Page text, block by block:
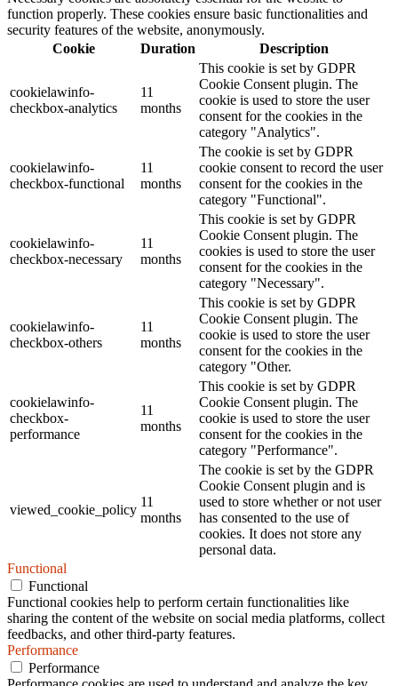
function properly. These cookies ensure basic functionalities and
security features of the website, anonymously.
Cookie
Duration Description
cookielawinfo-
checkbox-analytics
11
months
This cookie is set by GDPR
Cookie Consent plugin. The
cookie is used to store the user
consent for the cookies in the
category "Analytics".
cookielawinfo-
checkbox-functional
11
months
The cookie is set by GDPR
cookie consent to record the user
consent for the cookies in the
category "Functional".
cookielawinfo-
checkbox-necessary
11
months
This cookie is set by GDPR
Cookie Consent plugin. The
cookies is used to store the user
consent for the cookies in the
category "Necessary".
cookielawinfo-
checkbox-others
11
months
This cookie is set by GDPR
Cookie Consent plugin. The
cookie is used to store the user
consent for the cookies in the
category "Other.
cookielawinfo-
checkbox-
performance
11
months
This cookie is set by GDPR
Cookie Consent plugin. The
cookie is used to store the user
consent for the cookies in the
category "Performance".
viewed_cookie_policy
11
months
The cookie is set by the GDPR
Cookie Consent plugin and is
used to store whether or not user
has consented to the use of
cookies. It does not store any
personal data.
Functional
Functional
Functional cookies help to perform certain functionalities like
sharing the content of the website on social media platforms, collect
feedbacks, and other third-party features.
Performance
Performance